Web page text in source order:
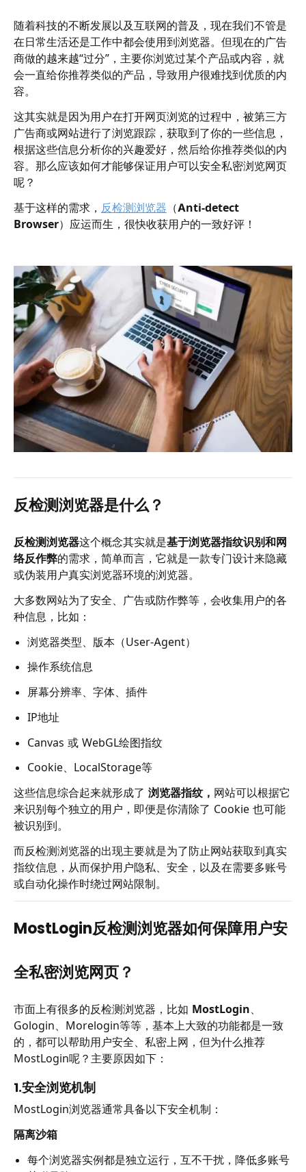
随着科技的不断发展以及互联网的普及，现在我们不管是
在日常生活还是工作中都会使用到浏览器。但现在的广告
商做的越来越“过分”，主要你浏览过某个产品或内容，就
会一直给你推荐类似的产品，导致用户很难找到优质的内
容。
这其实就是因为用户在打开网页浏览的过程中，被第三方
广告商或网站进行了浏览跟踪，获取到了你的一些信息，
根据这些信息分析你的兴趣爱好，然后给你推荐类似的内
容。那么应该如何才能够保证用户可以安全私密浏览网页
呢？
基于这样的需求， 反检测浏览器 （Anti-detect
Browser）应运而生，很快收获用户的一致好评！
反检测浏览器是什么？
反检测浏览器这个概念其实就是基于浏览器指纹识别和网
络反作弊的需求，简单而言，它就是一款专门设计来隐藏
或伪装用户真实浏览器环境的浏览器。
大多数网站为了安全、广告或防作弊等，会收集用户的各
种信息，比如：
浏览器类型、版本（User-Agent）
操作系统信息
屏幕分辨率、字体、插件
IP地址
Canvas 或 WebGL绘图指纹
Cookie、LocalStorage等
这些信息综合起来就形成了 浏览器指纹， 网站可以根据它
来识别每个独立的用户，即便是你清除了 Cookie 也可能
被识别到。
而反检测浏览器的出现主要就是为了防止网站获取到真实
指纹信息，从而保护用户隐私、安全，以及在需要多账号
或自动化操作时绕过网站限制。
MostLogin反检测浏览器如何保障用户安
全私密浏览网页？
市面上有很多的反检测浏览器，比如 MostLogin、
Gologin、Morelogin等等，基本上大致的功能都是一致
的，都可以帮助用户安全、私密上网，但为什么推荐
MostLogin呢？主要原因如下：
1.安全浏览机制
MostLogin浏览器通常具备以下安全机制：
隔离沙箱
每个浏览器实例都是独立运行，互不干扰，降低多账号